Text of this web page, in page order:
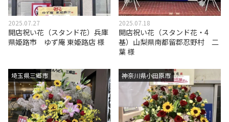
2025.07.27
開店祝い花（スタンド花）兵庫
県姫路市 ゆず庵 東姫路店 様
2025.07.18
開店祝い花（スタンド花・4
基）山梨県南都留郡忍野村 二
葉 様
埼玉県三郷市 神奈川県小田原市